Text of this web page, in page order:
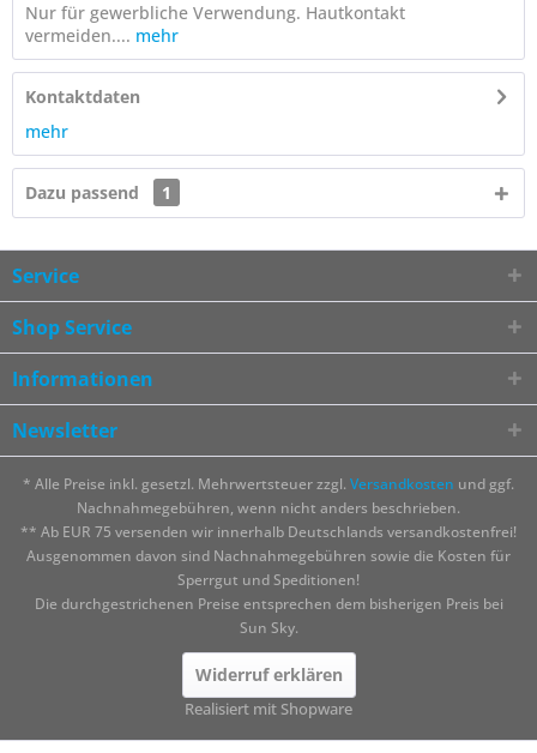
Nur für gewerbliche Verwendung. Hautkontakt
vermeiden.... mehr
Kontaktdaten
mehr
Dazu passend 1
Service
Shop Service
Informationen
Newsletter
* Alle Preise inkl. gesetzl. Mehrwertsteuer zzgl. Versandkosten und ggf.
Nachnahmegebühren, wenn nicht anders beschrieben.
** Ab EUR 75 versenden wir innerhalb Deutschlands versandkostenfrei!
Ausgenommen davon sind Nachnahmegebühren sowie die Kosten für
Sperrgut und Speditionen!
Die durchgestrichenen Preise entsprechen dem bisherigen Preis bei
Sun Sky.
Widerruf erklären
Realisiert mit Shopware